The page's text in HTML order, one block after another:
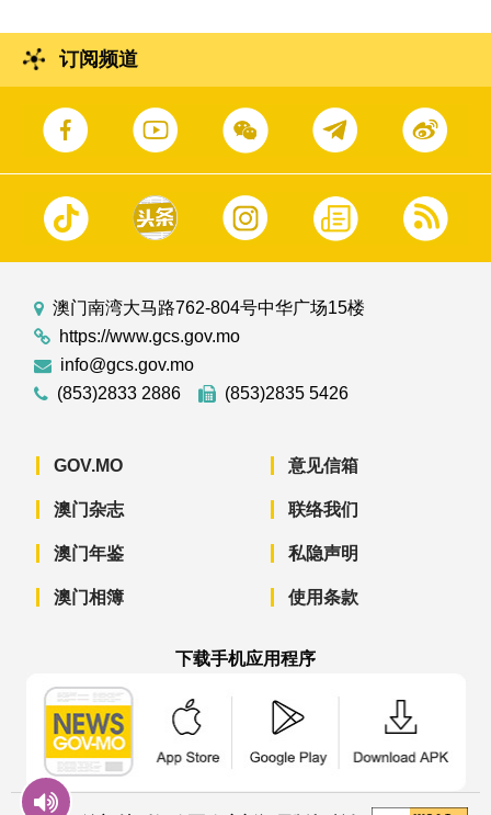
订阅频道
澳门南湾大马路762-804号中华广场15楼
https://www.gcs.gov.mo
info@gcs.gov.mo
(853)2833 2886
(853)2835 5426
GOV.MO
澳门杂志
澳门年鉴
澳门相簿
意见信箱
联络我们
私隐声明
使用条款
下载手机应用程序